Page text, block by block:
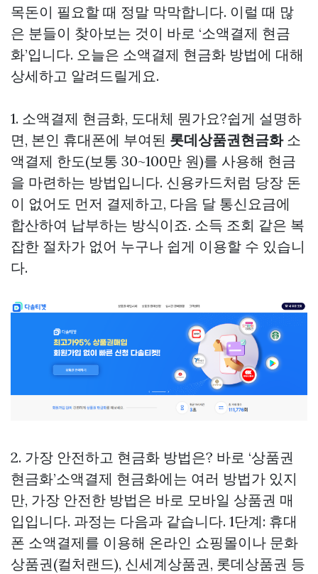
목돈이 필요할 때 정말 막막합니다. 이럴 때 많
은 분들이 찾아보는 것이 바로 ‘소액결제 현금
화’입니다. 오늘은 소액결제 현금화 방법에 대해
상세하고 알려드릴게요.
1. 소액결제 현금화, 도대체 뭔가요?쉽게 설명하
면, 본인 휴대폰에 부여된 롯데상품권현금화소
액결제 한도(보통 30~100만 원)를 사용해 현금
을 마련하는 방법입니다. 신용카드처럼 당장 돈
이 없어도 먼저 결제하고, 다음 달 통신요금에
합산하여 납부하는 방식이죠. 소득 조회 같은 복
잡한 절차가 없어 누구나 쉽게 이용할 수 있습니
다.
2. 가장 안전하고 현금화 방법은? 바로 ‘상품권
현금화’소액결제 현금화에는 여러 방법가 있지
만, 가장 안전한 방법은 바로 모바일 상품권 매
입입니다. 과정는 다음과 같습니다. 1단계: 휴대
폰 소액결제를 이용해 온라인 쇼핑몰이나 문화
상품권(컬처랜드), 신세계상품권, 롯데상품권 등